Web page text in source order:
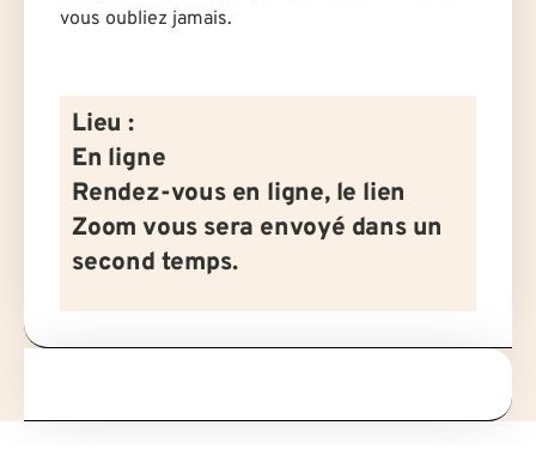
vous oubliez jamais.
Lieu :
En ligne
Rendez-vous en ligne, le lien
Zoom vous sera envoyé dans un
second temps.